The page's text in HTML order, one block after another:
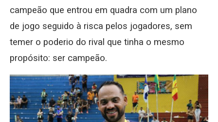
campeão que entrou em quadra com um plano
de jogo seguido à risca pelos jogadores, sem
temer o poderio do rival que tinha o mesmo
propósito: ser campeão.